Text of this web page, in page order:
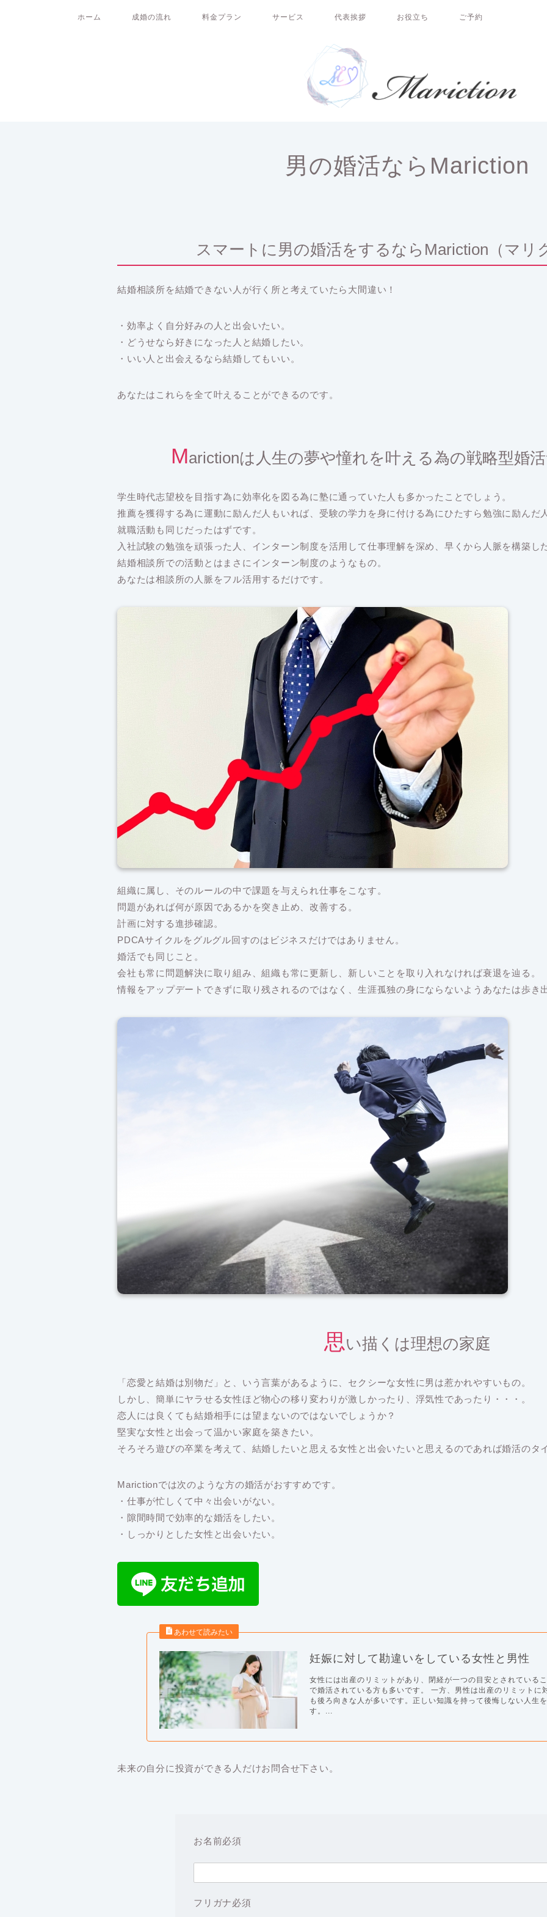
ホーム 成婚の流れ 料金プラン サービス 代表挨拶 お役立ち ご予約
男の婚活ならMariction
スマートに男の婚活をするならMariction（マリ
結婚相談所を結婚できない人が行く所と考えていたら大間違い！
・効率よく自分好みの人と出会いたい。
・どうせなら好きになった人と結婚したい。
・いい人と出会えるなら結婚してもいい。
あなたはこれらを全て叶えることができるのです。
Marictionは人生の夢や憧れを叶える為の戦略型婚活
学生時代志望校を目指す為に効率化を図る為に塾に通っていた人も多かったことでしょう。
推薦を獲得する為に運動に励んだ人もいれば、受験の学力を身に付ける為にひたすら勉強に励んだ
就職活動も同じだったはずです。
入社試験の勉強を頑張った人、インターン制度を活用して仕事理解を深め、早くから人脈を構築し
結婚相談所での活動とはまさにインターン制度のようなもの。
あなたは相談所の人脈をフル活用するだけです。
組織に属し、そのルールの中で課題を与えられ仕事をこなす。
問題があれば何が原因であるかを突き止め、改善する。
計画に対する進捗確認。
PDCAサイクルをグルグル回すのはビジネスだけではありません。
婚活でも同じこと。
会社も常に問題解決に取り組み、組織も常に更新し、新しいことを取り入れなければ衰退を辿る。
情報をアップデートできずに取り残されるのではなく、生涯孤独の身にならないようあなたは歩き
思い描くは理想の家庭
「恋愛と結婚は別物だ」と、いう言葉があるように、セクシーな女性に男は惹かれやすいもの。
しかし、簡単にヤラせる女性ほど物心の移り変わりが激しかったり、浮気性であったり・・・。
恋人には良くても結婚相手には望まないのではないでしょうか？
堅実な女性と出会って温かい家庭を築きたい。
そろそろ遊びの卒業を考えて、結婚したいと思える女性と出会いたいと思えるのであれば婚活のタ
Marictionでは次のような方の婚活がおすすめです。
・仕事が忙しくて中々出会いがない。
・隙間時間で効率的な婚活をしたい。
・しっかりとした女性と出会いたい。
妊娠に対して勘違いをしている女性と男性
女性には出産のリミットがあり、閉経が一つの目安とされている
で婚活されている方も多いです。 一方、男性は出産のリミットに
も後ろ向きな人が多いです。正しい知識を持って後悔しない人生
す。...
未来の自分に投資ができる人だけお問合せ下さい。
お名前必須
フリガナ必須